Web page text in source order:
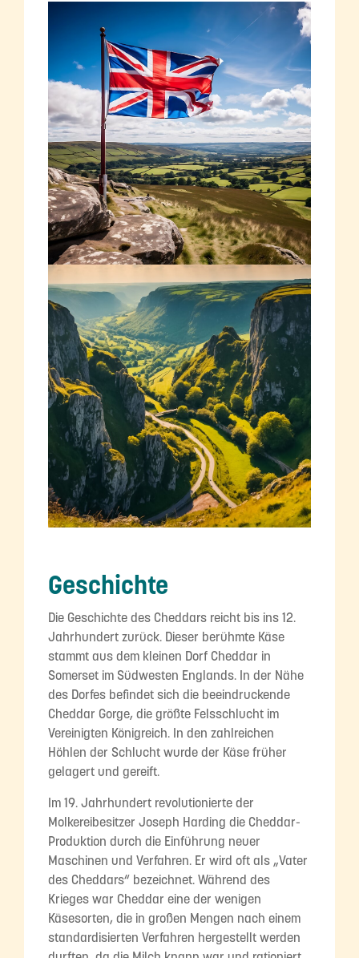
Geschichte
Die Geschichte des Cheddars reicht bis ins 12.
Jahrhundert zurück. Dieser berühmte Käse
stammt aus dem kleinen Dorf Cheddar in
Somerset im Südwesten Englands. In der Nähe
des Dorfes befindet sich die beeindruckende
Cheddar Gorge, die größte Felsschlucht im
Vereinigten Königreich. In den zahlreichen
Höhlen der Schlucht wurde der Käse früher
gelagert und gereift.
Im 19. Jahrhundert revolutionierte der
Molkereibesitzer Joseph Harding die Cheddar-
Produktion durch die Einführung neuer
Maschinen und Verfahren. Er wird oft als „Vater
des Cheddars“ bezeichnet. Während des
Krieges war Cheddar eine der wenigen
Käsesorten, die in großen Mengen nach einem
standardisierten Verfahren hergestellt werden